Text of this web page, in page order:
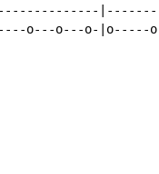
o---o---o-|o-----